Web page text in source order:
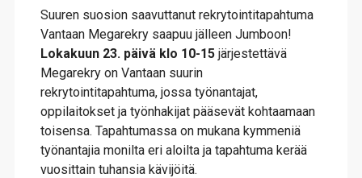
Suuren suosion saavuttanut rekrytointitapahtuma
Vantaan Megarekry saapuu jälleen Jumboon!
Lokakuun 23. päivä klo 10-15 järjestettävä
Megarekry on Vantaan suurin
rekrytointitapahtuma, jossa työnantajat,
oppilaitokset ja työnhakijat pääsevät kohtaamaan
toisensa. Tapahtumassa on mukana kymmeniä
työnantajia monilta eri aloilta ja tapahtuma kerää
vuosittain tuhansia kävijöitä.